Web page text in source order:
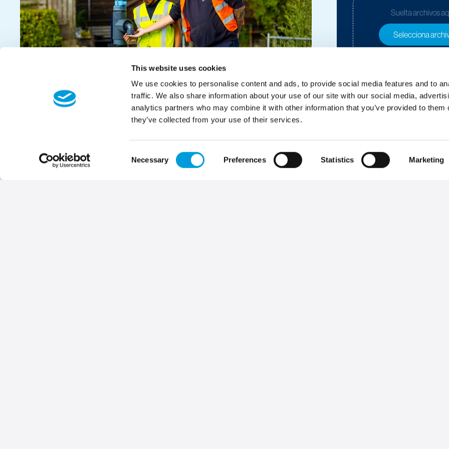
This website uses cookies
We use cookies to personalise content and ads, to provide social media features and to
traffic. We also share information about your use of our site with our social media,
analytics partners who may combine it with other information that you’ve provided to them
they’ve collected from your use of their services.
Selection
Necessary Preferences Statistics Marketing
Suelta archivos
Selecciona
Permiso *
Acepto lapolítica de
Acepto que se utilicen mis datos